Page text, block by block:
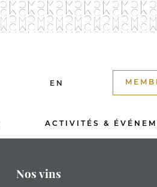
EN
ACTIVITÉS &
Nos vins